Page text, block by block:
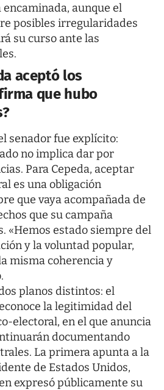
aunque el
posibles irregularidades
su curso ante las
aceptó los
que hubo
senador fue explícito:
no implica dar por
Para Cepeda, aceptar
es una obligación
que vaya acompañada de
que su campaña
«Hemos estado siempre del
y la voluntad popular,
misma coherencia y
planos distintos: el
la legitimidad del
electoral, en el que anuncia
documentando
La primera apunta a la
de Estados Unidos,
expresó públicamente su